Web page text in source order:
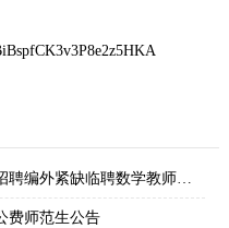
费师范生公告